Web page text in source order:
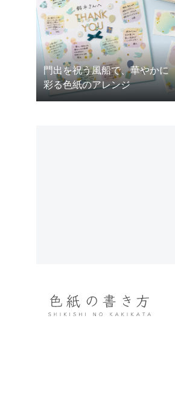
門出を祝う風船で、華やかに
彩る色紙のアレンジ